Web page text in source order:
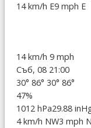
14 km/h E9 mph E
14 km/h 9 mph
Съб, 08 21:00
30° 86° 30° 86°
47%
1012 hPa29.88
4 km/h NW3 mph